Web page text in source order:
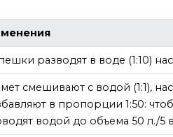
разводят в воде (1:10)
смешивают с водой (1:1),
в пропорции 1:50:
водой до объема 50 л./5